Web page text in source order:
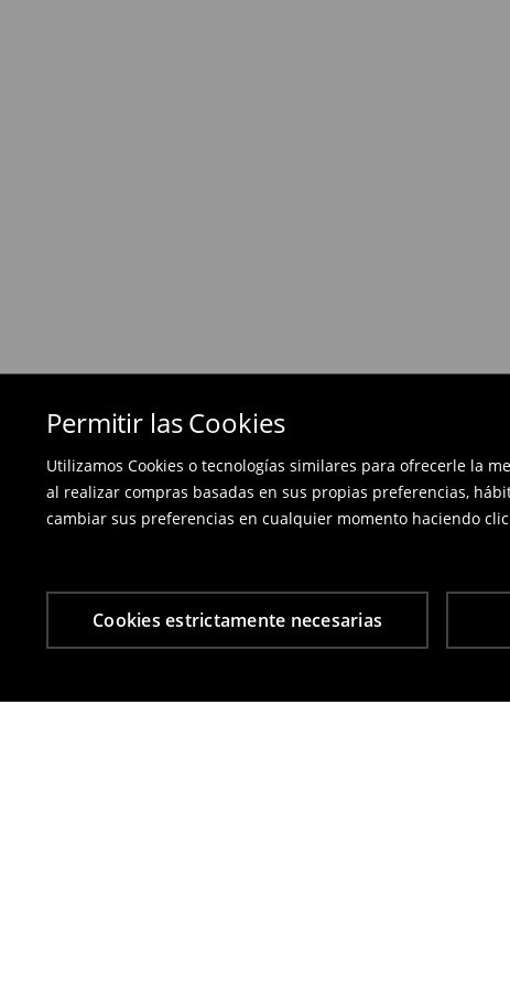
Permitir las Cookies
Utilizamos Cookies o tecnologías similares para ofrecerle la
al realizar compras basadas en sus propias preferencias,
cambiar sus preferencias en cualquier momento haciendo
Cookies estrictamente necesarias